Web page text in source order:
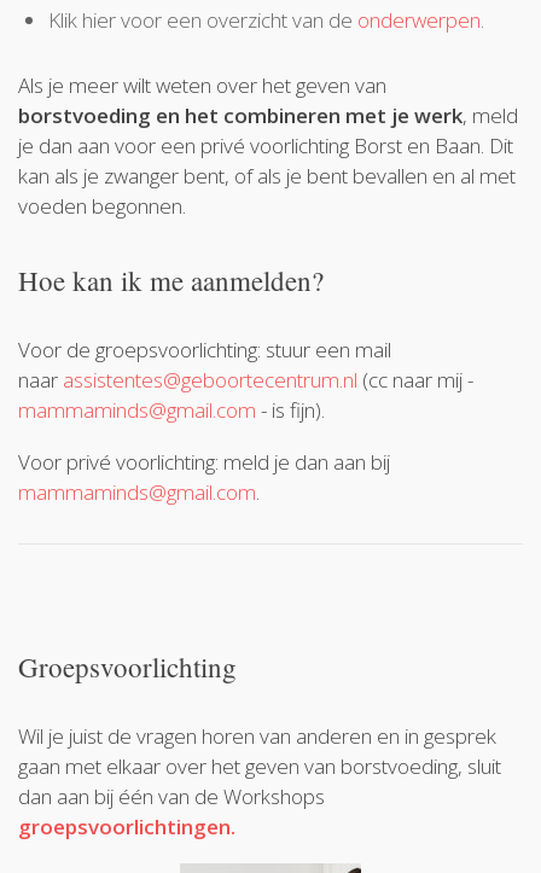
Klik hier voor een overzicht van de onderwerpen.
Als je meer wilt weten over het geven van
borstvoeding en het combineren met je werk, meld
je dan aan voor een privé voorlichting Borst en Baan. Dit
kan als je zwanger bent, of als je bent bevallen en al met
voeden begonnen.
Hoe kan ik me aanmelden?
Voor de groepsvoorlichting: stuur een mail
naar assistentes@geboortecentrum.nl (cc naar mij -
mammaminds@gmail.com - is fijn).
Voor privé voorlichting: meld je dan aan bij
mammaminds@gmail.com.
Groepsvoorlichting
Wil je juist de vragen horen van anderen en in gesprek
gaan met elkaar over het geven van borstvoeding, sluit
dan aan bij één van de Workshops
groepsvoorlichtingen.